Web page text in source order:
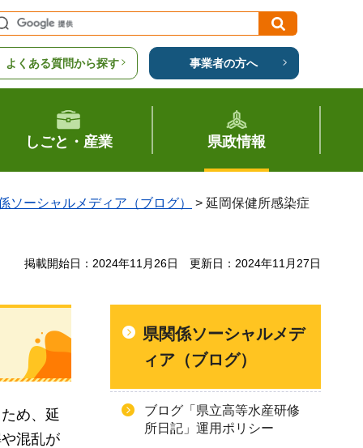
よくある質問から探す 事業者の方へ
しごと・産業 県政情報
ソーシャルメディア（ブログ）
> 延岡保健所感染症
掲載開始日：2024年11月26日 更新日：2024年11月27日
め、延
混乱が
県関係ソーシャルメデ
ィア（ブログ）
ブログ「県立高等水産研修
所日記」運用ポリシー